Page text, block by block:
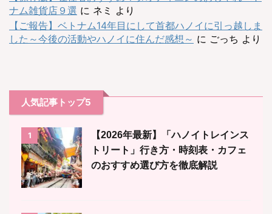
ナム雑貨店９選 に ネミ より
【ご報告】ベトナム14年目にして首都ハノイに引っ越しま
した～今後の活動やハノイに住んだ感想～ に ごっち より
人気記事トップ5
1
【2026年最新】「ハノイトレインス
トリート」行き方・時刻表・カフェ
のおすすめ選び方を徹底解説